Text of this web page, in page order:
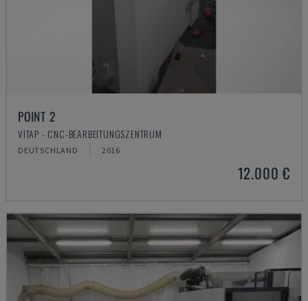
POINT 2
VITAP - CNC-BEARBEITUNGSZENTRUM
DEUTSCHLAND 2016
12.000 €